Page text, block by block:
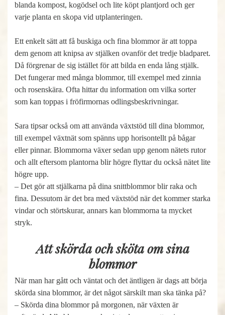
blanda kompost, kogödsel och lite köpt plantjord och ger
varje planta en skopa vid utplanteringen.
Ett enkelt sätt att få buskiga och fina blommor är att toppa
dem genom att knipsa av stjälken ovanför det tredje bladparet.
Då förgrenar de sig istället för att bilda en enda lång stjälk.
Det fungerar med många blommor, till exempel med zinnia
och rosenskära. Ofta hittar du information om vilka sorter
som kan toppas i fröfirmornas odlingsbeskrivningar.
Sara tipsar också om att använda växtstöd till dina blommor,
till exempel växtnät som spänns upp horisontellt på bågar
eller pinnar. Blommorna växer sedan upp genom nätets rutor
och allt eftersom plantorna blir högre flyttar du också nätet lite
högre upp.
– Det gör att stjälkarna på dina snittblommor blir raka och
fina. Dessutom är det bra med växtstöd när det kommer starka
vindar och störtskurar, annars kan blommorna ta mycket
stryk.
Att skörda och sköta om sina
blommor
När man har gått och väntat och det äntligen är dags att börja
skörda sina blommor, är det något särskilt man ska tänka på?
– Skörda dina blommor på morgonen, när växten är